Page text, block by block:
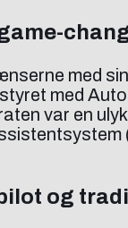
med
med
var en
og